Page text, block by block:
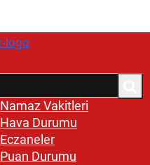
Namaz Vakitleri
Hava Durumu
Eczaneler
Puan Durumu